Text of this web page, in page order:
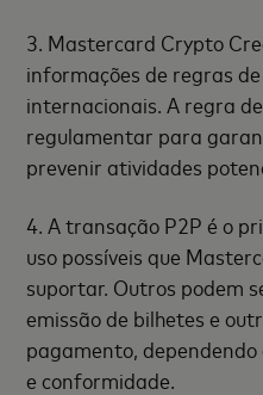
3. Mastercard Crypto
informações de regras
internacionais. A regra
regulamentar para
prevenir atividades
4. A transação P2P é o
uso possíveis que
suportar. Outros podem
emissão de bilhetes e
pagamento,
e conformidade.